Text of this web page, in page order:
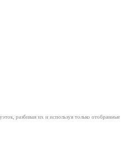
разбивая их и используя только отобранные